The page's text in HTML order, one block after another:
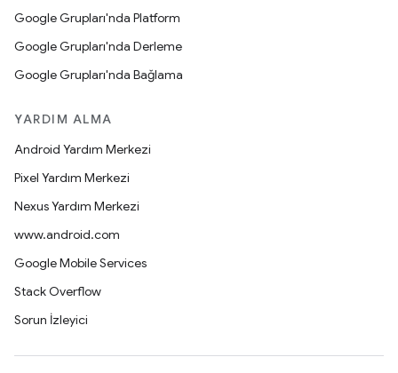
Google Grupları'nda Platform
Google Grupları'nda Derleme
Google Grupları'nda Bağlama
YARDIM ALMA
Android Yardım Merkezi
Pixel Yardım Merkezi
Nexus Yardım Merkezi
www.android.com
Google Mobile Services
Stack Overflow
Sorun İzleyici